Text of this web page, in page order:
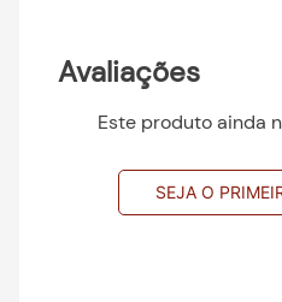
Avaliações
Este produto ainda
SEJA O